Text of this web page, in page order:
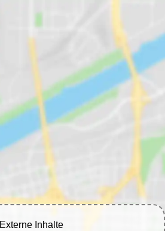
Externe Inhalte